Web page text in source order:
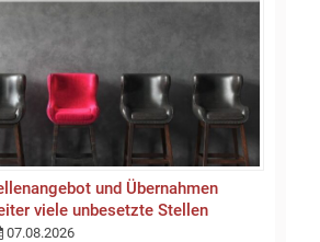
und Übernahmen
viele unbesetzte Stellen
07.08.2026